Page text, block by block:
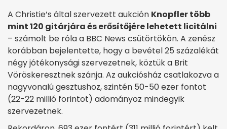
A Christie’s által szervezett aukción Knopfler több
mint 120 gitárjára és erősítőjére lehetett licitálni
– számolt be róla a BBC News csütörtökön. A zenész
korábban bejelentette, hogy a bevétel 25 százalékát
négy jótékonysági szervezetnek, köztük a Brit
Vöröskeresztnek szánja. Az aukciósház csatlakozva a
nagyvonalú gesztushoz, szintén 50-50 ezer fontot
(22-22 millió forintot) adományoz mindegyik
szervezetnek.